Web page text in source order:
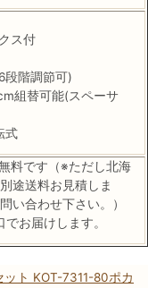
ス付
階調節可)
組替可能(スペーサ
式
料です（※ただし北海
途送料お見積しま
い合わせ下さい。）
お届けします。
ト KOT-7311-80ポカ